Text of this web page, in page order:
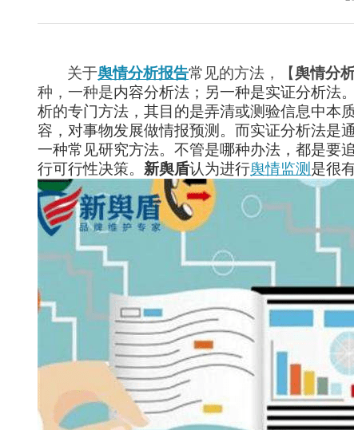
关于舆情分析报告常见的方法，【舆情分
种，一种是内容分析法；另一种是实证分析法
析的专门方法，其目的是弄清或测验信息中本
容，对事物发展做情报预测。而实证分析法是
一种常见研究方法。不管是哪种办法，都是要
行可行性决策。 新舆盾认为进行舆情监测 是很